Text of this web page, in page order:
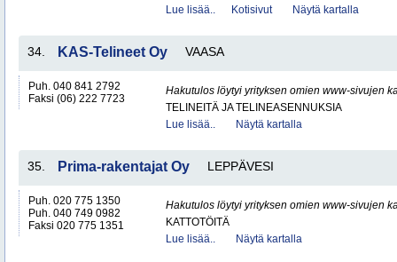
Lue lisää..
Kotisivut Näytä kartalla
34. KAS-Telineet Oy VAASA
Puh. 040 841 2792
Faksi (06) 222 7723
Hakutulos löytyi yrityksen omien www-sivujen
TELINEITÄ JA TELINEASENNUKSIA
Lue lisää..
Näytä kartalla
35. Prima-rakentajat Oy LEPPÄVESI
Puh. 020 775 1350
Puh. 040 749 0982
Faksi 020 775 1351
Hakutulos löytyi yrityksen omien www-sivujen
KATTOTÖITÄ
Lue lisää..
Näytä kartalla